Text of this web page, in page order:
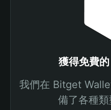
獲得免費
我們在 Bitget
備了各種